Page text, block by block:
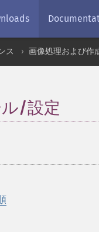
ス 画像処理および作
/設定